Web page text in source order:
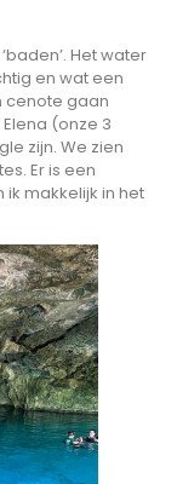
Het water
en wat een
cenote gaan
(onze 3
zijn. We zien
Er is een
ik makkelijk in het